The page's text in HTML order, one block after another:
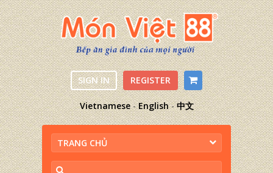
SIGN IN REGISTER
Vietnamese-English-中文
TRANG CHỦ